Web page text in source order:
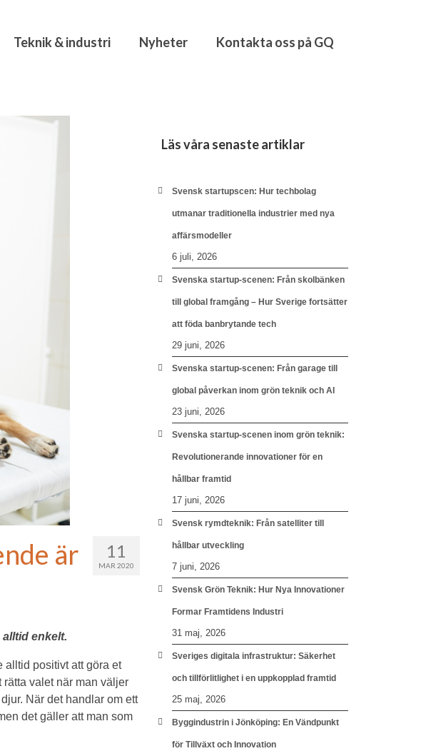
Teknik & industri Nyheter Kontakta oss på GQ
11
MAR 2020
är
enkelt.
alltid positivt att göra et
valet när man väljer
När det handlar om ett
det gäller att man som
Läs våra senaste artiklar
Svensk startupscen: Hur techbolag
utmanar traditionella industrier med nya
affärsmodeller
6 juli, 2026
Svenska startup-scenen: Från skolbänken
till global framgång – Hur Sverige fortsätter
att föda banbrytande tech
29 juni, 2026
Svenska startup-scenen: Från garage till
global påverkan inom grön teknik och AI
23 juni, 2026
Svenska startup-scenen inom grön teknik:
Revolutionerande innovationer för en
hållbar framtid
17 juni, 2026
Svensk rymdteknik: Från satelliter till
hållbar utveckling
7 juni, 2026
Svensk Grön Teknik: Hur Nya Innovationer
Formar Framtidens Industri
31 maj, 2026
Sveriges digitala infrastruktur: Säkerhet
och tillförlitlighet i en uppkopplad framtid
25 maj, 2026
Byggindustrin i Jönköping: En Vändpunkt
för Tillväxt och Innovation